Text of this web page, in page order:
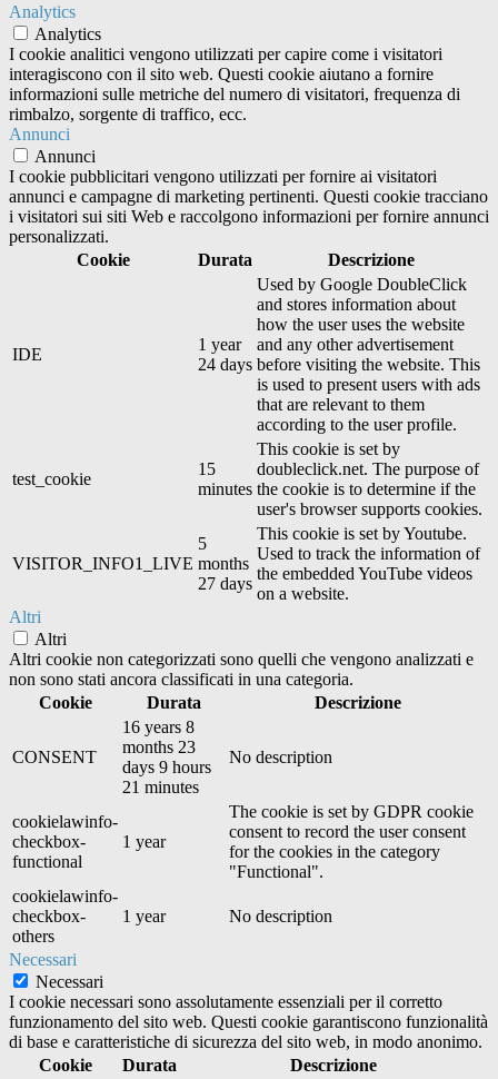
Analytics
Analytics
I cookie analitici vengono utilizzati per capire come i visitatori
interagiscono con il sito web. Questi cookie aiutano a fornire
informazioni sulle metriche del numero di visitatori, frequenza di
rimbalzo, sorgente di traffico, ecc.
Annunci
Annunci
I cookie pubblicitari vengono utilizzati per fornire ai visitatori
annunci e campagne di marketing pertinenti. Questi cookie tracciano
i visitatori sui siti Web e raccolgono informazioni per fornire annunci
personalizzati.
Cookie
Durata Descrizione
IDE
1 year
24 days
Used by Google DoubleClick
and stores information about
how the user uses the website
and any other advertisement
before visiting the website. This
is used to present users with ads
that are relevant to them
according to the user profile.
test_cookie
15
minutes
This cookie is set by
doubleclick.net. The purpose of
the cookie is to determine if the
user's browser supports cookies.
VISITOR_INFO1_LIVE
5
months
27 days
This cookie is set by Youtube.
Used to track the information of
the embedded YouTube videos
on a website.
Altri
Altri
Altri cookie non categorizzati sono quelli che vengono analizzati e
non sono stati ancora classificati in una categoria.
Cookie
Durata Descrizione
CONSENT
16 years 8
months 23
days 9 hours
21 minutes
No description
cookielawinfo-
checkbox-
functional
1 year
The cookie is set by GDPR cookie
consent to record the user consent
for the cookies in the category
"Functional".
cookielawinfo-
checkbox-
others
1 year No description
Necessari
Necessari
I cookie necessari sono assolutamente essenziali per il corretto
funzionamento del sito web. Questi cookie garantiscono funzionalità
di base e caratteristiche di sicurezza del sito web, in modo anonimo.
Cookie
Durata
Descrizione